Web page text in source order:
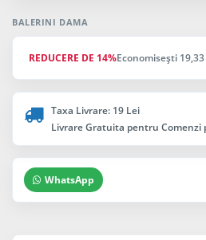
BALERINI DAMA
REDUCERE DE 14%Economiseşti
Taxa Livrare: 19 Lei
Livrare Gratuita pentru Comenzi
WhatsApp